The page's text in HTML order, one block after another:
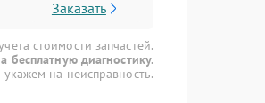
Заказать
стоимости запчастей.
бесплатную диагностику.
на неисправность.